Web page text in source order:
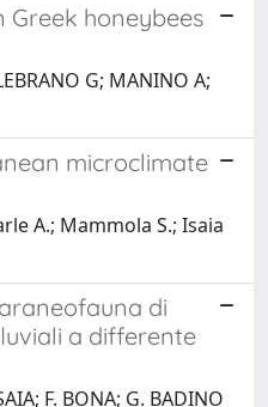
honeybees
G; MANINO A;
microclimate
A.; Mammola S.; Isaia
di
a differente
F. BONA; G. BADINO